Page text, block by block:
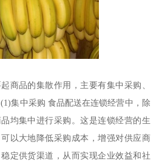
商品的集散作用，主要有集中采购、
集中采购 食品配送在连锁经营中，除
均集中进行采购。这是连锁经营的生
以大地降低采购成本，增强对供应商
定供货渠道，从而实现企业效益和社